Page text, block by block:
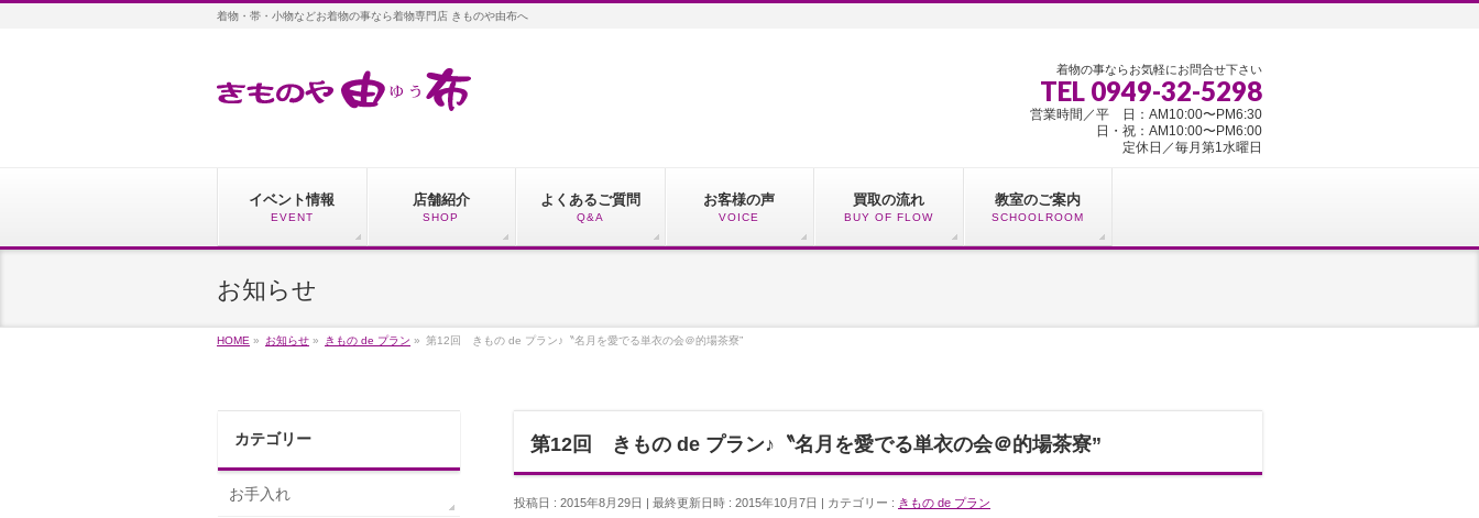
着物・帯・小物などお着物の事なら着物専門店 きものや由布へ
着物の事ならお気軽にお問合せ下さい
TEL 0949-32-5298
営業時間／平 日：AM10:00〜PM6:30
日・祝：AM10:00〜PM6:00
定休日／毎月第1水曜日
イベント情報
EVENT
店舗紹介
SHOP
よくあるご質問
Q&A
お客様の声
VOICE
買取の流れ
BUY OF FLOW
教室のご案内
SCHOOLROOM
お知らせ
HOME » お知らせ » きもの de プラン » 第12回 きもの de プラン♪〝名月を愛でる単衣の会＠的場茶寮”
第12回 きもの de プラン♪〝名月を愛でる単衣の会＠的場茶寮”
投稿日 : 2015年8月29日 最終更新日時 : 2015年10月7日 カテゴリー : きもの de プラン
カテゴリー
お手入れ